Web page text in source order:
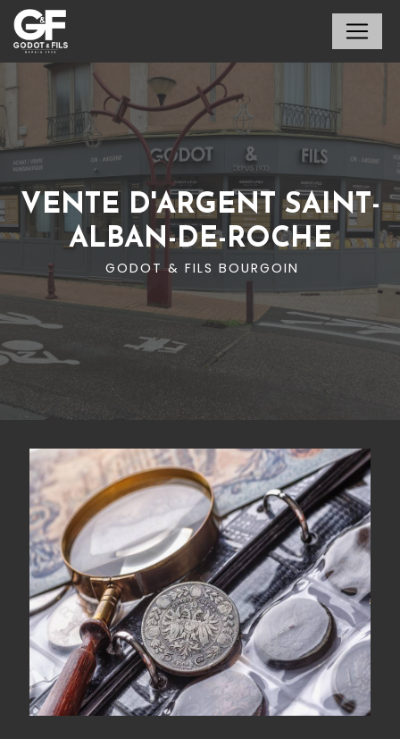
VENTE D'ARGENT SAINT-
ALBAN-DE-ROCHE
GODOT & FILS BOURGOIN
Panneau de gestion des cookies